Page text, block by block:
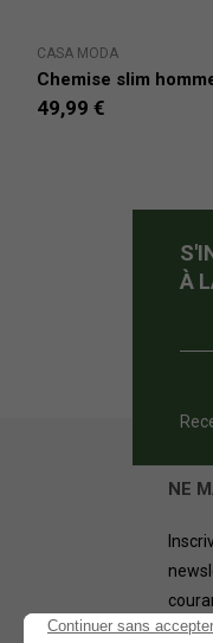
CASA MODA
Chemise slim
49,99 €
À
NE
offres.